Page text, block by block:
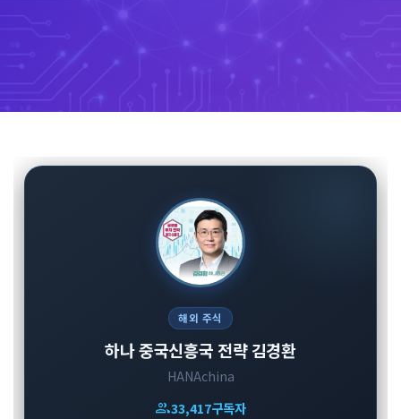
해외 주식
하나 중국신흥국 전략 김경환
HANAchina
group33,417구독자